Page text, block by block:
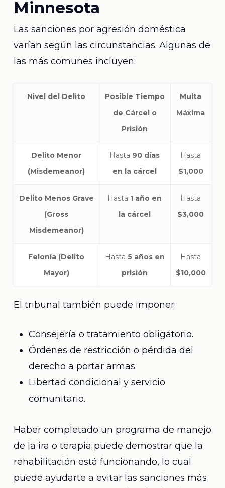
Minnesota
Las sanciones por agresión doméstica
varían según las circunstancias. Algunas de
las más comunes incluyen:
Nivel del Delito
Posible Tiempo
de Cárcel o
Prisión
Multa
Máxima
Delito Menor
(Misdemeanor)
Hasta 90 días
en la cárcel
Hasta
$1,000
Delito Menos Grave
(Gross
Misdemeanor)
Hasta 1 año en
la cárcel
Hasta
$3,000
Felonía (Delito
Mayor)
Hasta 5 años en
prisión
Hasta
$10,000
El tribunal también puede imponer:
Consejería o tratamiento obligatorio.
Órdenes de restricción o pérdida del
derecho a portar armas.
Libertad condicional y servicio
comunitario.
Haber completado un programa de manejo
de la ira o terapia puede demostrar que la
rehabilitación está funcionando, lo cual
puede ayudarte a evitar las sanciones más